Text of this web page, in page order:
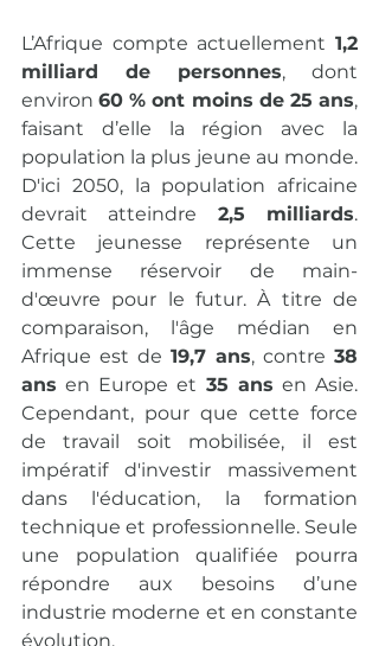
L’Afrique compte actuellement 1,2
milliard de personnes, dont
environ 60 % ont moins de 25 ans,
faisant d’elle la région avec la
population la plus jeune au monde.
D'ici 2050, la population africaine
devrait atteindre 2,5 milliards.
Cette jeunesse représente un
immense réservoir de main-
d'œuvre pour le futur. À titre de
comparaison, l'âge médian en
Afrique est de 19,7 ans, contre 38
ans en Europe et 35 ans en Asie.
Cependant, pour que cette force
de travail soit mobilisée, il est
impératif d'investir massivement
dans l'éducation, la formation
technique et professionnelle. Seule
une population qualifiée pourra
répondre aux besoins d’une
industrie moderne et en constante
évolution.